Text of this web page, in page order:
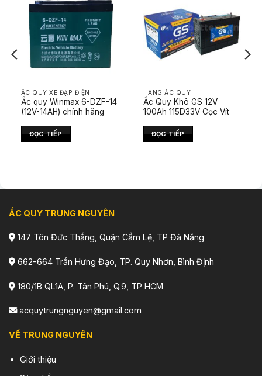
ẮC QUY XE ĐẠP ĐIỆN
Ắc quy Winmax 6-DZF-14
(12V-14AH) chính hãng
ĐỌC TIẾP
HÃNG ẮC QUY
Ắc Quy Khô GS 12V
100Ah 115D33V Cọc Vít
ĐỌC TIẾP
ẮC QUY TRUNG NGUYÊN
147 Tôn Đức Thắng, Quận Cẩm Lệ, TP Đà Nẵng
662-664 Trần Hưng Đạo, TP. Quy Nhơn, Bình Định
180/1B QL1A, P. Tân Phú, Q.9, TP HCM
acquytrungnguyen@gmail.com
VỀ TRUNG NGUYÊN
Giới thiệu